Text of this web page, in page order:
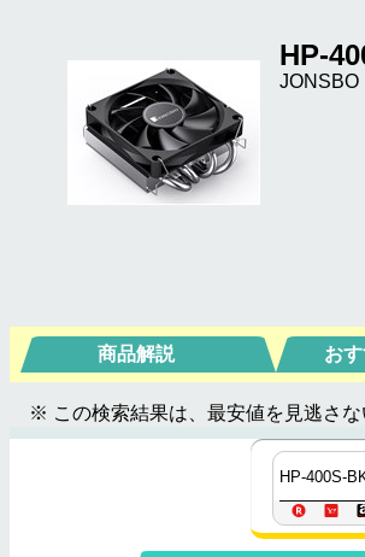
HP-
JONSBO
商品解説 お
※ この検索結果は、最安値を見逃さな